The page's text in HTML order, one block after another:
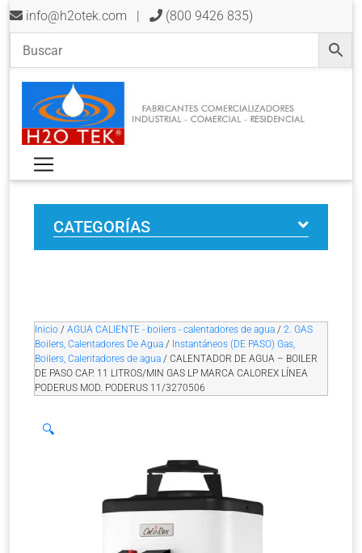
info@h2otek.com | (800 9426 835)
CATEGORÍAS
Inicio / AGUA CALIENTE - boilers - calentadores de agua / 2. GAS
Boilers, Calentadores De Agua / Instantáneos (DE PASO) Gas,
Boilers, Calentadores de agua / CALENTADOR DE AGUA – BOILER
DE PASO CAP. 11 LITROS/MIN GAS LP MARCA CALOREX LÍNEA
PODERUS MOD. PODERUS 11/3270506
🔍